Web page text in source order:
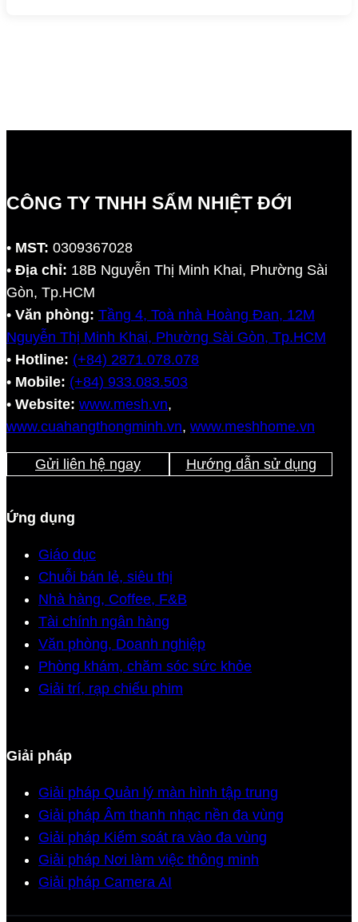
CÔNG TY TNHH SẤM NHIỆT ĐỚI
• MST: 0309367028
• Địa chỉ: 18B Nguyễn Thị Minh Khai, Phường Sài
Gòn, Tp.HCM
• Văn phòng: Tầng 4, Toà nhà Hoàng Đan, 12M
Nguyễn Thị Minh Khai, Phường Sài Gòn, Tp.HCM
• Hotline: (+84) 2871.078.078
• Mobile: (+84) 933.083.503
• Website: www.mesh.vn,
www.cuahangthongminh.vn, www.meshhome.vn
Gửi liên hệ ngay Hướng dẫn sử dụng
Ứng dụng
Giáo dục
Chuỗi bán lẻ, siêu thị
Nhà hàng, Coffee, F&B
Tài chính ngân hàng
Văn phòng, Doanh nghiệp
Phòng khám, chăm sóc sức khỏe
Giải trí, rạp chiếu phim
Giải pháp
Giải pháp Quản lý màn hình tập trung
Giải pháp Âm thanh nhạc nền đa vùng
Giải pháp Kiểm soát ra vào đa vùng
Giải pháp Nơi làm việc thông minh
Giải pháp Camera AI